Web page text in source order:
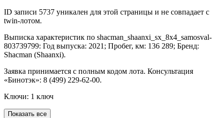
ID записи 5737 уникален для этой страницы и не совпадает с
twin-лотом.
Выписка характеристик по shacman_shaanxi_sx_8x4_samosval-
803739799: Год выпуска: 2021; Пробег, км: 136 289; Бренд:
Shacman (Shaanxi).
Заявка принимается с полным кодом лота. Консультация
«Бинотэк»: 8 (499) 229-62-00.
Ключи: 1 ключ
Показать все